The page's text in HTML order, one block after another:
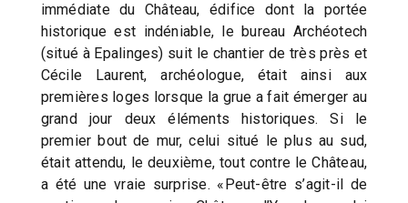
immédiate du Château, édifice dont la portée
historique est indéniable, le bureau Archéotech
(situé à Epalinges) suit le chantier de très près et
Cécile Laurent, archéologue, était ainsi aux
premières loges lorsque la grue a fait émerger au
grand jour deux éléments historiques. Si le
premier bout de mur, celui situé le plus au sud,
était attendu, le deuxième, tout contre le Château,
a été une vraie surprise. «Peut-être s’agit-il de